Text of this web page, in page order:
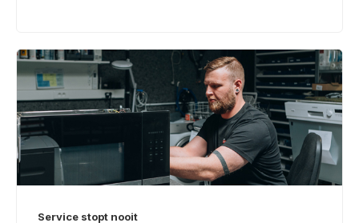
Service stopt nooit